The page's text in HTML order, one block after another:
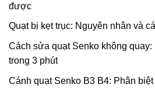
được
Quạt bị kẹt trục: Nguyên nhân và
Cách sửa quạt Senko không
trong 3 phút
Cánh quạt Senko B3 B4: Phân